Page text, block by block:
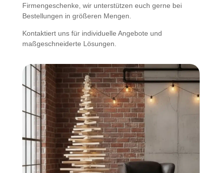
Firmengeschenke, wir unterstützen euch gerne bei
Bestellungen in größeren Mengen.
Kontaktiert uns für individuelle Angebote und
maßgeschneiderte Lösungen.